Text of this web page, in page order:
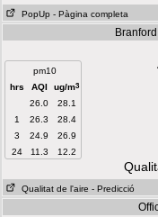
PopUp - Pàgina completa
pm10
hrs
AQI ug/m3
26.0
28.1
1
26.3
28.4
3
24.9
26.9
24
11.3 12.2
Qualitat de l'aire - Predicció